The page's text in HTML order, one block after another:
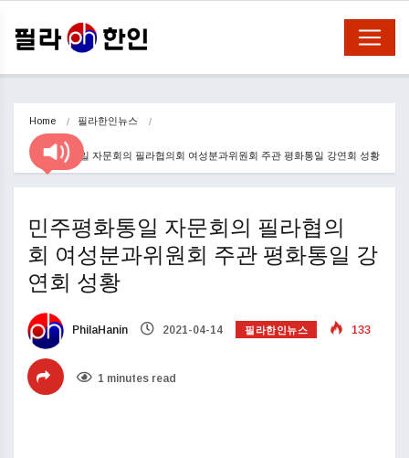
Home 필라한인뉴스
민주평화통일 자문회의 필라협의회 여성분과위원회 주관 평화통일 강연회 성황
민주평화통일 자문회의 필라협의
회 여성분과위원회 주관 평화통일 강
연회 성황
PhilaHanin 2021-04-14 필라한인뉴스 133
1 minutes read